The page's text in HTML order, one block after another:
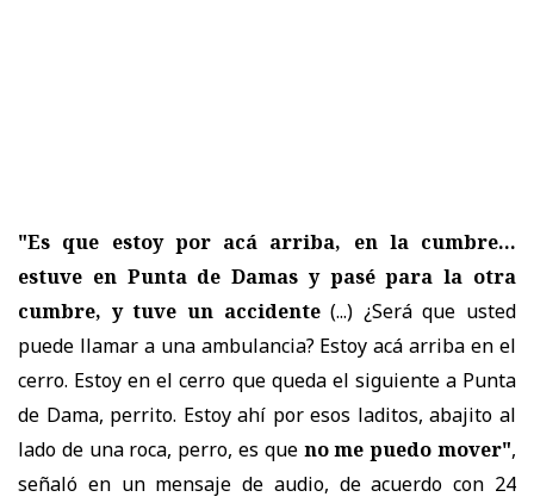
"Es que estoy por acá arriba, en la cumbre...
estuve en Punta de Damas y pasé para la otra
cumbre, y tuve un accidente(...) ¿Será que usted
puede llamar a una ambulancia? Estoy acá arriba en el
cerro. Estoy en el cerro que queda el siguiente a Punta
de Dama, perrito. Estoy ahí por esos laditos, abajito al
lado de una roca, perro, es que no me puedo mover",
señaló en un mensaje de audio, de acuerdo con 24